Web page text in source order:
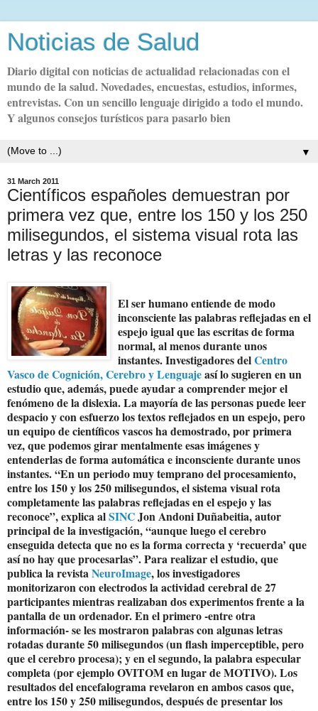
Noticias de Salud
Diario digital con noticias de actualidad relacionadas con el
mundo de la salud. Novedades, encuestas, estudios, informes,
entrevistas. Con un sencillo lenguaje dirigido a todo el mundo.
Y algunos consejos turísticos para pasarlo bien
▼
31 March 2011
Científicos españoles demuestran por
primera vez que, entre los 150 y los 250
milisegundos, el sistema visual rota las
letras y las reconoce
El ser humano entiende de modo
inconsciente las palabras reflejadas en el
espejo igual que las escritas de forma
normal, al menos durante unos
instantes. Investigadores delCentro
Vasco de Cognición, Cerebro y Lenguajeasí lo sugieren en un
estudio que, además, puede ayudar a comprender mejor el
fenómeno de la dislexia. La mayoría de las personas puede leer
despacio y con esfuerzo los textos reflejados en un espejo, pero
un equipo de científicos vascos ha demostrado, por primera
vez, que podemos girar mentalmente esas imágenes y
entenderlas de forma automática e inconsciente durante unos
instantes. “En un periodo muy temprano del procesamiento,
entre los 150 y los 250 milisegundos, el sistema visual rota
completamente las palabras reflejadas en el espejo y las
reconoce”, explica alSINCJon Andoni Duñabeitia, autor
principal de la investigación, “aunque luego el cerebro
enseguida detecta que no es la forma correcta y ‘recuerda’ que
así no hay que procesarlas”. Para realizar el estudio, que
publica la revistaNeuroImage, los investigadores
monitorizaron con electrodos la actividad cerebral de 27
participantes mientras realizaban dos experimentos frente a la
pantalla de un ordenador. En el primero -entre otra
información- se les mostraron palabras con algunas letras
rotadas durante 50 milisegundos (un flash imperceptible, pero
que el cerebro procesa); y en el segundo, la palabra especular
completa (por ejemplo OVITOM en lugar de MOTIVO). Los
resultados del encefalograma revelaron en ambos casos que,
entre los 150 y 250 milisegundos, después de presentar los